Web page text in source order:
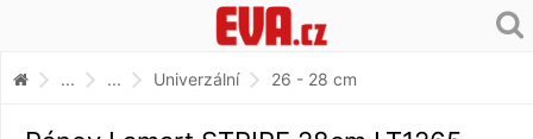
... ... Univerzální 26 - 28 cm